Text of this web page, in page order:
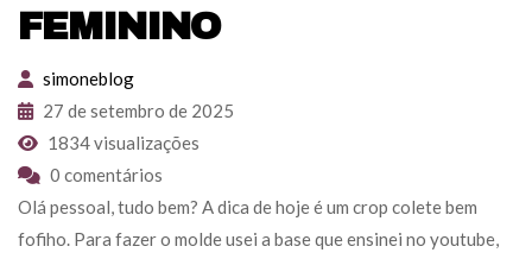
FEMININO
simoneblog
27 de setembro de 2025
1834 visualizações
0 comentários
Olá pessoal, tudo bem? A dica de hoje é um crop colete bem
fofiho. Para fazer o molde usei a base que ensinei no youtube,